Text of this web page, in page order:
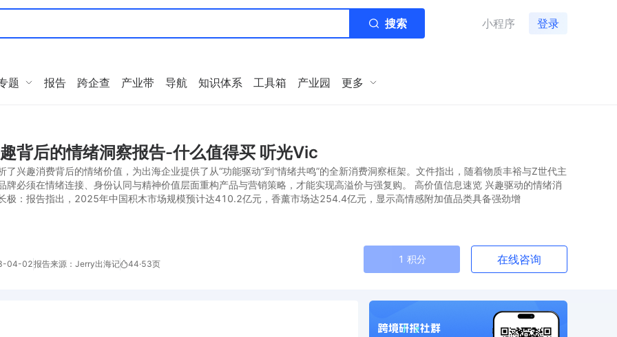
搜索 小程序 登录
题 报告 跨企查 产业带 导航 知识体系 工具箱 产业园 更多
背后的情绪洞察报告-什么值得买 听光Vic
了兴趣消费背后的情绪价值，为出海企业提供了从“功能驱动”到“情绪共鸣”的全新消费洞察框架。文件指出，随着物质丰裕与Z世代主
牌必须在情绪连接、身份认同与精神价值层面重构产品与营销策略，才能实现高溢价与强复购。 高价值信息速览 兴趣驱动的情绪消
极：报告指出，2025年中国积木市场规模预计达410.2亿元，香薰市场达254.4亿元，显示高情感附加值品类具备强劲增
04-02报告来源：Jerry出海记 44·53页 在线咨询
1 积分